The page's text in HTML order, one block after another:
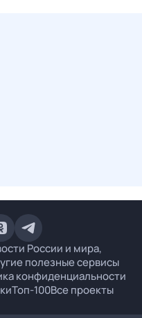
России и мира,
полезные сервисы
конфиденциальности
Топ-100Все проекты